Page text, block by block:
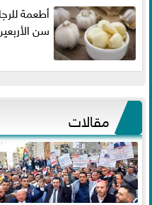
أطعمة
سن
مقالات